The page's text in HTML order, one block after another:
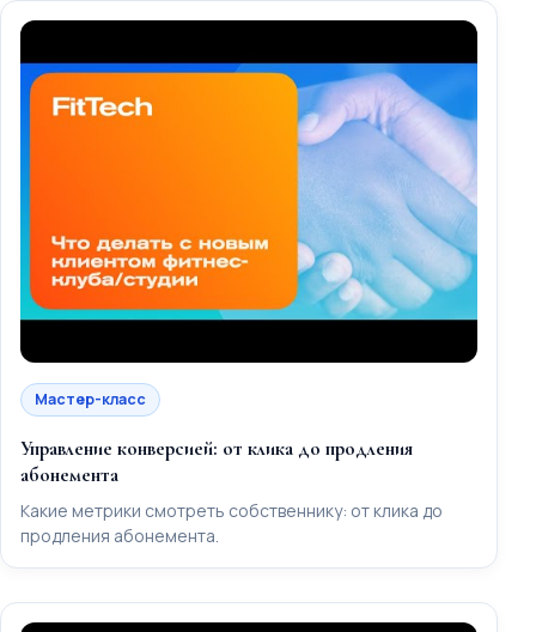
Мастер-класс
Управление конверсией: от клика до продления
абонемента
Какие метрики смотреть собственнику: от клика до
продления абонемента.